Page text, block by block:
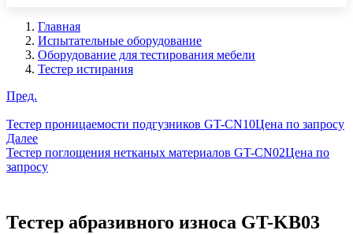
Главная
Испытательные оборудование
Оборудование для тестирования мебели
Тестер истирания
Пред.
Тестер проницаемости подгузников GT-CN10Цена по запросу
Далее
Тестер поглощения нетканых материалов GT-CN02Цена по
запросу
Тестер абразивного износа GT-KB03